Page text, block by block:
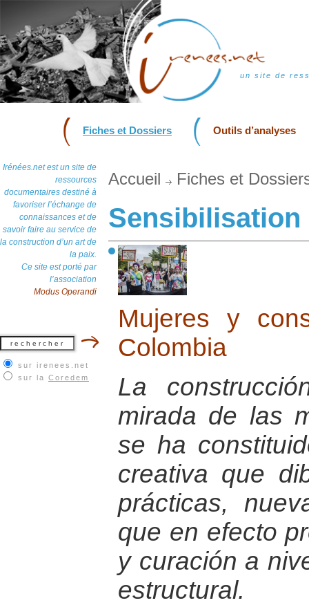
un site de
Fiches et Dossiers Outils d’analyses
Irénées.net est un site de
ressources
documentaires destiné à
favoriser l’échange de
connaissances et de
savoir faire au service de
la construction d’un art de
la paix.
Ce site est porté par
l’association
Modus Operandi
sur irenees.net
sur la Coredem
Accueil Fiches et
Sensibilisation
Mujeres y
Colombia
La
mirada de las
se ha
creativa que
prácticas,
que en efecto
y curación a
estructural.